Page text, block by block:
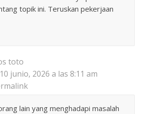
topik ini. Teruskan pekerjaan
toto
junio, 2026 a las 8:11 am
lain yang menghadapi masalah